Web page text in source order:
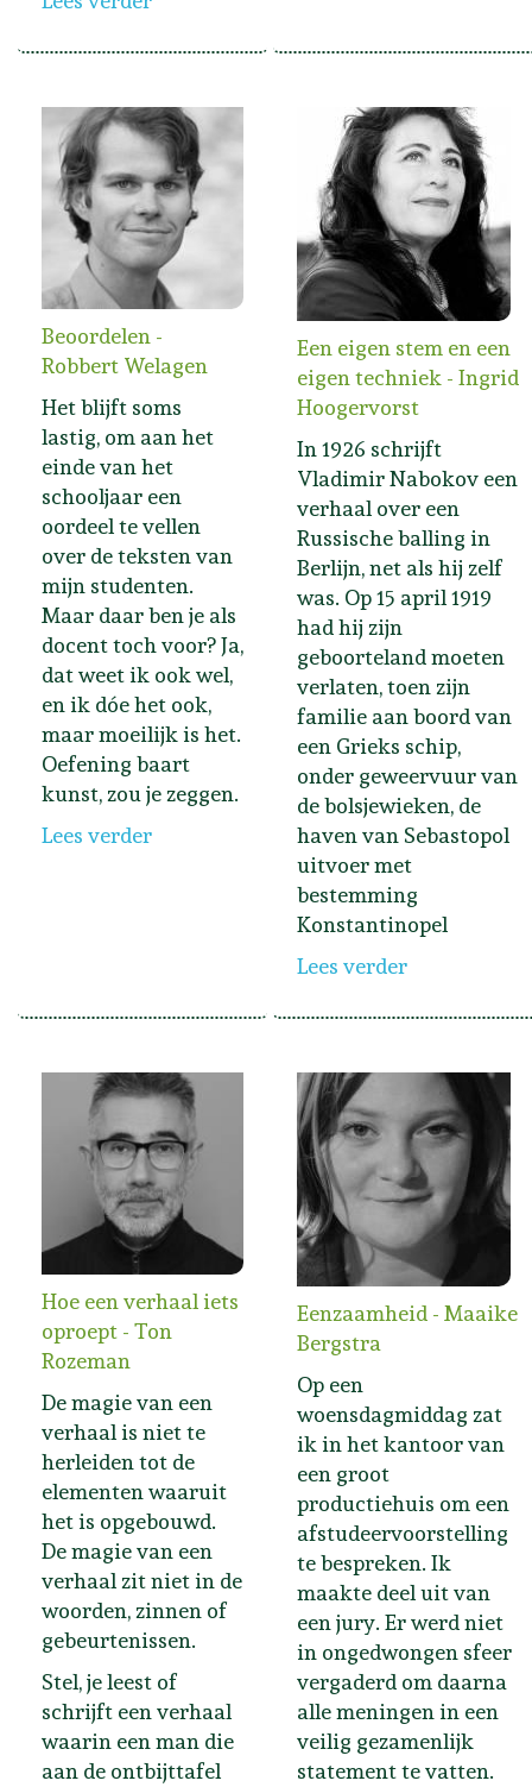
Beoordelen -
Robbert Welagen
Het blijft soms
lastig, om aan het
einde van het
schooljaar een
oordeel te vellen
over de teksten van
mijn studenten.
Maar daar ben je als
docent toch voor? Ja,
dat weet ik ook wel,
en ik dóe het ook,
maar moeilijk is het.
Oefening baart
kunst, zou je zeggen.
Lees verder
Een eigen stem en een
eigen techniek - Ingrid
Hoogervorst
In 1926 schrijft
Vladimir Nabokov een
verhaal over een
Russische balling in
Berlijn, net als hij zelf
was. Op 15 april 1919
had hij zijn
geboorteland moeten
verlaten, toen zijn
familie aan boord van
een Grieks schip,
onder geweervuur van
de bolsjewieken, de
haven van Sebastopol
uitvoer met
bestemming
Konstantinopel
Lees verder
Hoe een verhaal iets
oproept - Ton
Rozeman
De magie van een
verhaal is niet te
herleiden tot de
elementen waaruit
het is opgebouwd.
De magie van een
verhaal zit niet in de
woorden, zinnen of
gebeurtenissen.
Stel, je leest of
schrijft een verhaal
waarin een man die
aan de ontbijttafel
Eenzaamheid - Maaike
Bergstra
Op een
woensdagmiddag zat
ik in het kantoor van
een groot
productiehuis om een
afstudeervoorstelling
te bespreken. Ik
maakte deel uit van
een jury. Er werd niet
in ongedwongen sfeer
vergaderd om daarna
alle meningen in een
veilig gezamenlijk
statement te vatten.